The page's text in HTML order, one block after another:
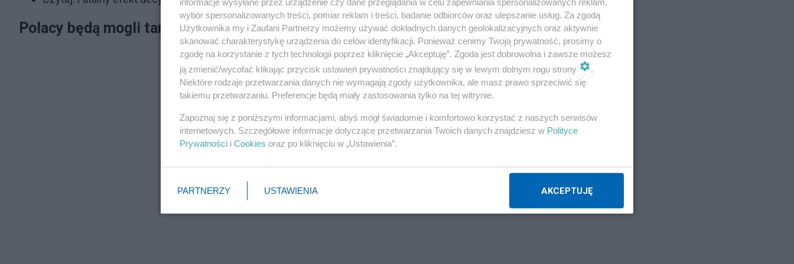
Polacy będą mogli tankować wodór jeszcze w tym roku
wybór spersonalizowanych treści, pomiar reklam i treści, badanie odbiorców oraz ulepszanie usług. Za zgodą
Użytkownika my i Zaufani Partnerzy możemy używać dokładnych danych geolokalizacyjnych oraz aktywnie
skanować charakterystykę urządzenia do celów identyfikacji. Ponieważ cenimy Twoją prywatność, prosimy o
zgodę na korzystanie z tych technologii poprzez kliknięcie „Akceptuję”. Zgoda jest dobrowolna i zawsze możesz
ją zmienić/wycofać klikając przycisk ustawień prywatności znajdujący się w lewym dolnym rogu strony
.
Niektóre rodzaje przetwarzania danych nie wymagają zgody użytkownika, ale masz prawo sprzeciwić się
takiemu przetwarzaniu. Preferencje będą miały zastosowania tylko na tej witrynie.
Zapoznaj się z poniższymi informacjami, abyś mógł świadomie i komfortowo korzystać z naszych serwisów
internetowych. Szczegółowe informacje dotyczące przetwarzania Twoich danych znajdziesz w Polityce
Prywatności i Cookies oraz po kliknięciu w „Ustawienia”.
PARTNERZY USTAWIENIA AKCEPTUJĘ